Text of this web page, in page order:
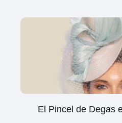
El Pincel de Degas